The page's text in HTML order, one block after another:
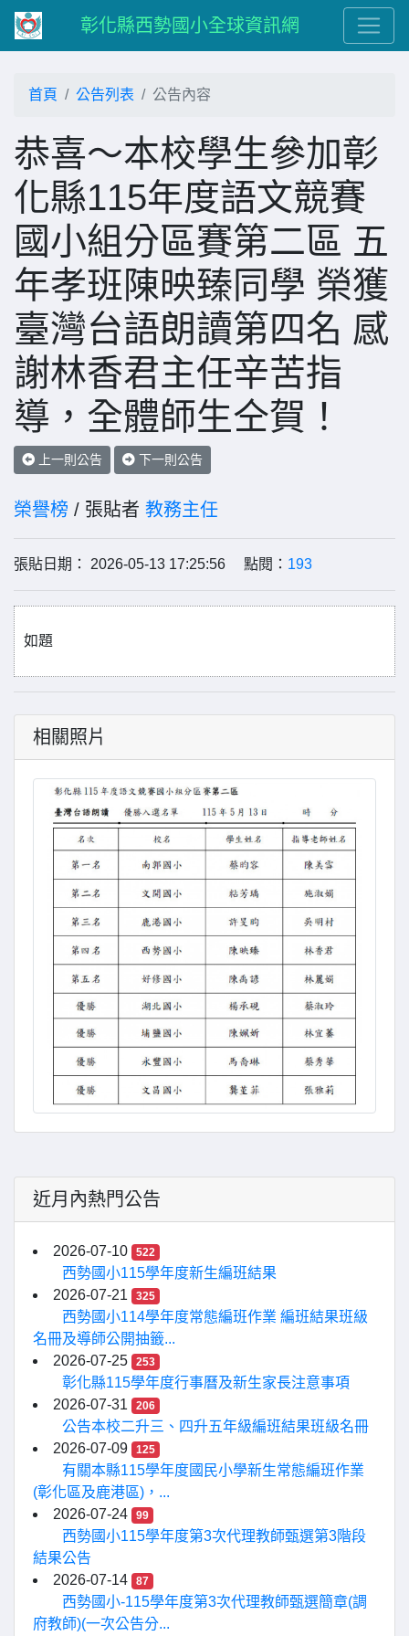
彰化縣西勢國小全球資訊網
首頁 公告列表 公告內容
恭喜～本校學生參加彰
化縣115年度語文競賽
國小組分區賽第二區 五
年孝班陳映臻同學 榮獲
臺灣台語朗讀第四名 感
謝林香君主任辛苦指
導，全體師生仝賀！
上一則公告 下一則公告
榮譽榜 / 張貼者 教務主任
張貼日期： 2026-05-13 17:25:56 點閱： 193
如題
相關照片
近月內熱門公告
2026-07-10 522
西勢國小115學年度新生編班結果
2026-07-21
325
西勢國小114學年度常態編班作業 編班結果班級
名冊及導師公開抽籤...
2026-07-25
253
彰化縣115學年度行事曆及新生家長注意事項
2026-07-31
206
公告本校二升三、四升五年級編班結果班級名冊
2026-07-09
125
有關本縣115學年度國民小學新生常態編班作業
(彰化區及鹿港區)，...
2026-07-24
99
西勢國小115學年度第3次代理教師甄選第3階段
結果公告
2026-07-14
87
西勢國小-115學年度第3次代理教師甄選簡章(調
府教師)(一次公告分...